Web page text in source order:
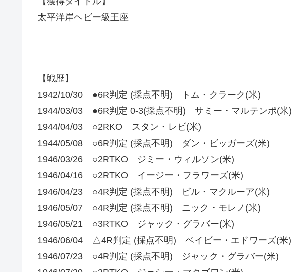
太平洋岸ヘビー級王座
【戦歴】
1942/10/30 ●6R判定 (採点不明) トム・クラーク(米)
1944/03/03 ●6R判定 0-3(採点不明) サミー・マルテンポ(米)
1944/04/03 ○2RKO スタン・レビ(米)
1944/05/08 ○6R判定 (採点不明) ダン・ビッガーズ(米)
1946/03/26 ○2RTKO ジミー・ウィルソン(米)
1946/04/16 ○2RTKO イージー・フラワーズ(米)
1946/04/23 ○4R判定 (採点不明) ビル・マクルーア(米)
1946/05/07 ○4R判定 (採点不明) ニック・モレノ(米)
1946/05/21 ○3RTKO ジャック・グラバー(米)
1946/06/04 △4R判定 (採点不明) ベイビー・エドワーズ(米)
1946/07/23 ○4R判定 (採点不明) ジャック・グラバー(米)